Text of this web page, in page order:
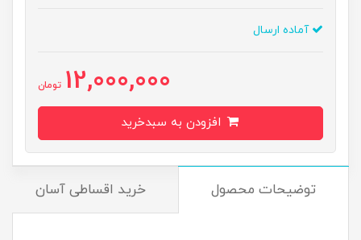
آماده ارسال
12,000,000 تومان
توضیحات محصول خرید اقساطی آسان